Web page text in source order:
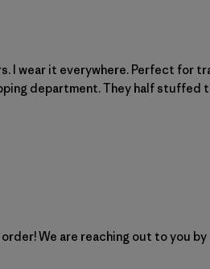
I wear it everywhere. Perfect for
department. They half
por Patagonia sobre Mon
We are reaching out to you by